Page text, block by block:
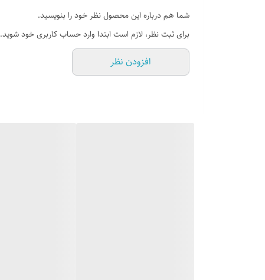
کشور سازنده
ایران
شما هم درباره این محصول نظر خود را بنویسید.
برای ثبت نظر، لازم است ابتدا وارد حساب کاربری خود شوید.
افزودن نظر